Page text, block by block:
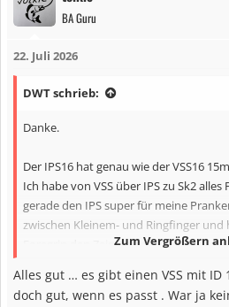
Konstruktive Kritik ist erwünscht, denn
BA Guru
22. Juli 2026
DWT schrieb:
Danke.
Der IPS16 hat genau wie der VSS16
Ich habe von VSS über IPS zu Sk2
gerade den IPS super für meine
zwischen Kleinem- und Ringfinger
Foregrip den Zeigefinger auf dem
KDPS.
Zum Vergrößern
Alles gut … es gibt einen VSS mit ID
doch gut, wenn es passt . War ja